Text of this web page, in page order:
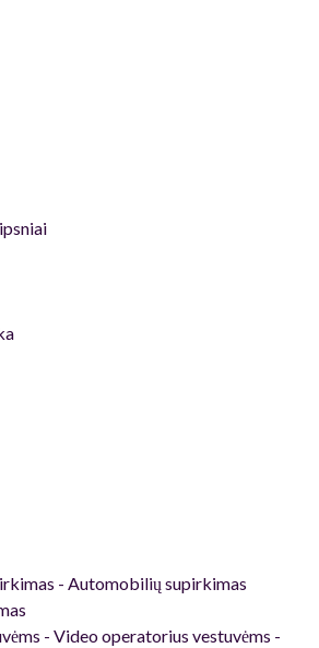
- Automobilių supirkimas
- Video operatorius vestuvėms -